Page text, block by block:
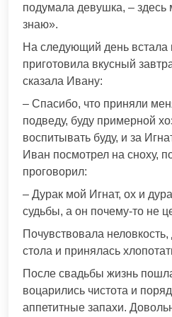
подумала девушка, – здесь
знаю».
На следующий день встала
приготовила вкусный
сказала Ивану:
– Спасибо, что приняли
подведу, буду примерной
воспитывать буду, и за
Иван посмотрел на сноху,
проговорил:
– Дурак мой Игнат, ох и
судьбы, а он почему-то не
Почувствовала
стола и принялась
После свадьбы жизнь
воцарились чистота и
аппетитные запахи.